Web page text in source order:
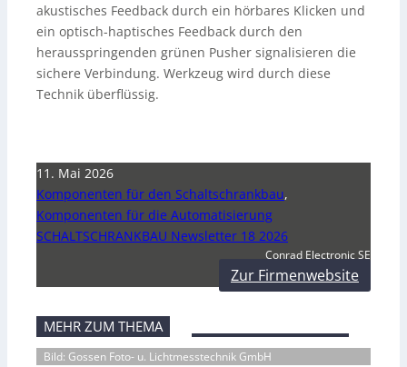
akustisches Feedback durch ein hörbares Klicken und
ein optisch-haptisches Feedback durch den
herausspringenden grünen Pusher signalisieren die
sichere Verbindung. Werkzeug wird durch diese
Technik überflüssig.
11. Mai 2026
Komponenten für den Schaltschrankbau,
Komponenten für die Automatisierung
SCHALTSCHRANKBAU Newsletter 18 2026
Conrad Electronic SE
Zur Firmenwebsite
MEHR ZUM THEMA
Bild: Gossen Foto- u. Lichtmesstechnik GmbH